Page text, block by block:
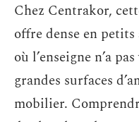
Chez Centrakor,
offre dense en
où l’enseigne n’a
grandes surfaces
mobilier.